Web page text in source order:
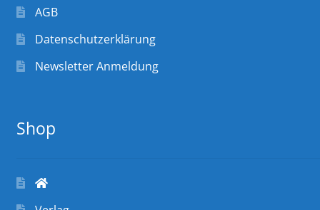
AGB
Datenschutzerklärung
Newsletter Anmeldung
Shop